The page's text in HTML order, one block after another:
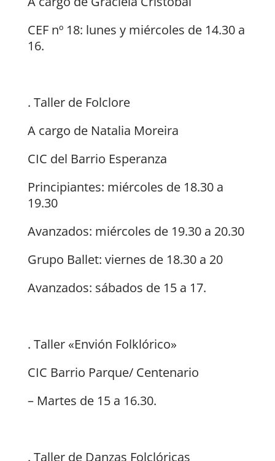
CEF nº 18: lunes y miércoles de 14.30 a
16.
. Taller de Folclore
A cargo de Natalia Moreira
CIC del Barrio Esperanza
Principiantes: miércoles de 18.30 a
19.30
Avanzados: miércoles de 19.30 a 20.30
Grupo Ballet: viernes de 18.30 a 20
Avanzados: sábados de 15 a 17.
. Taller «Envión Folklórico»
CIC Barrio Parque/ Centenario
– Martes de 15 a 16.30.
. Taller de Danzas Folclóricas